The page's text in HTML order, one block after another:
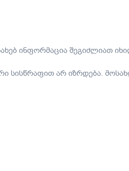
ინფორმაცია შეგიძლიათ
არ იზრდება.